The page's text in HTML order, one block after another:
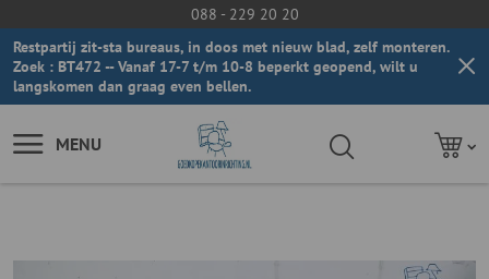
088 - 229 20 20
Restpartij zit-sta bureaus, in doos met nieuw blad, zelf monteren.
Zoek : BT472 -- Vanaf 17-7 t/m 10-8 beperkt geopend, wilt u
langskomen dan graag even bellen.
MENU